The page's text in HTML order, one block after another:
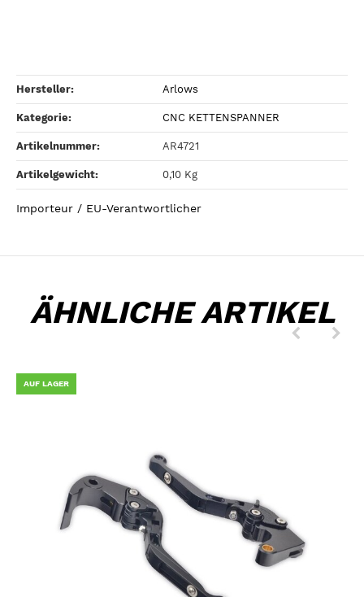
Hersteller: Arlows
Kategorie: CNC KETTENSPANNER
Artikelnummer: AR4721
Artikelgewicht‍: 0,10 Kg
Importeur / EU-Verantwortlicher
ÄHNLICHE ARTIKEL
AUF LAGER